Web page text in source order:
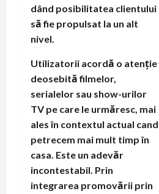
dând posibilitatea clientului
să fie propulsat la un alt
nivel.
Utilizatorii acordă o atenție
deosebită filmelor,
serialelor sau show-urilor
TV pe care le urmăresc, mai
ales în contextul actual cand
petrecem mai mult timp în
casa. Este un adevăr
incontestabil. Prin
integrarea promovării prin